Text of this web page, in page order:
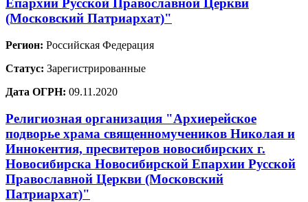
Епархии Русской Православной Церкви
(Московский Патриархат)"
Регион: Российская Федерация
Статус: Зарегистрированные
Дата ОГРН: 09.11.2020
Религиозная организация "Архиерейское
подворье храма священномучеников Николая и
Иннокентия, пресвитеров новосибирских г.
Новосибирска Новосибирской Епархии Русской
Православной Церкви (Московский
Патриархат)"